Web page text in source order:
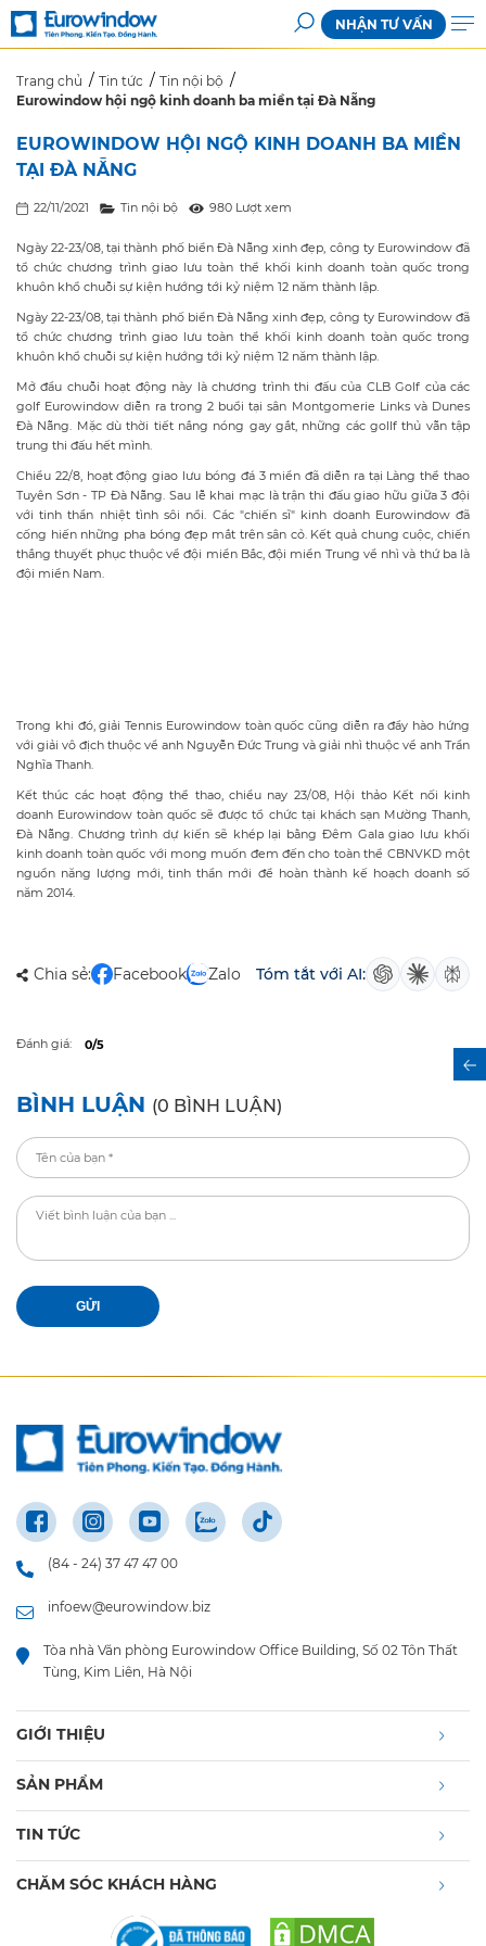
NHẬN TƯ VẤN
Trang chủ Tin tức
Tin nội bộ
Eurowindow hội ngộ kinh doanh ba miền tại Đà Nẵng
EUROWINDOW HỘI NGỘ KINH DOANH BA MIỀN
TẠI ĐÀ NẴNG
22/11/2021 Tin nội bộ 980 Lượt xem
Ngày 22-23/08, tại thành phố biển Đà Nẵng xinh đẹp, công ty Eurowindow đã
tổ chức chương trình giao lưu toàn thể khối kinh doanh toàn quốc trong
khuôn khổ chuỗi sự kiện hướng tới kỷ niệm 12 năm thành lập.
Ngày 22-23/08, tại thành phố biển Đà Nẵng xinh đẹp, công ty Eurowindow đã
tổ chức chương trình giao lưu toàn thể khối kinh doanh toàn quốc trong
khuôn khổ chuỗi sự kiện hướng tới kỷ niệm 12 năm thành lập.
Mở đầu chuỗi hoạt động này là chương trình thi đấu của CLB Golf của các
golf Eurowindow diễn ra trong 2 buổi tại sân Montgomerie Links và Dunes
Đà Nẵng. Mặc dù thời tiết nắng nóng gay gắt, những các gollf thủ vẫn tập
trung thi đấu hết mình.
Chiều 22/8, hoạt động giao lưu bóng đá 3 miền đã diễn ra tại Làng thể thao
Tuyên Sơn - TP Đà Nẵng. Sau lễ khai mạc là trận thi đấu giao hữu giữa 3 đội
với tinh thần nhiệt tình sôi nổi. Các "chiến sĩ" kinh doanh Eurowindow đã
cống hiến những pha bóng đẹp mắt trên sân cỏ. Kết quả chung cuộc, chiến
thắng thuyết phục thuộc về đội miền Bắc, đội miền Trung về nhì và thứ ba là
đội miền Nam.
Trong khi đó, giải Tennis Eurowindow toàn quốc cũng diễn ra đầy hào hứng
với giải vô địch thuộc về anh Nguyễn Đức Trung và giải nhì thuộc về anh Trần
Nghĩa Thanh.
Kết thúc các hoạt động thể thao, chiều nay 23/08, Hội thảo Kết nối kinh
doanh Eurowindow toàn quốc sẽ được tổ chức tại khách sạn Mường Thanh,
Đà Nẵng. Chương trình dự kiến sẽ khép lại bằng Đêm Gala giao lưu khối
kinh doanh toàn quốc với mong muốn đem đến cho toàn thể CBNVKD một
nguồn năng lượng mới, tinh thần mới để hoàn thành kế hoạch doanh số
năm 2014.
Chia sẻ: Facebook Zalo Tóm tắt với AI:
Đánh giá: 0/5
BÌNH LUẬN (0 BÌNH LUẬN)
GỬI
(84 - 24) 37 47 47 00
infoew@eurowindow.biz
Tòa nhà Văn phòng Eurowindow Office Building, Số 02 Tôn Thất
Tùng, Kim Liên, Hà Nội
GIỚI THIỆU
SẢN PHẨM
TIN TỨC
CHĂM SÓC KHÁCH HÀNG